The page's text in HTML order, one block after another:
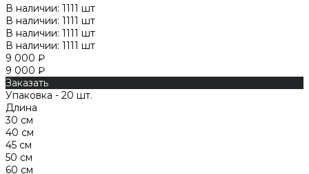
В наличии: 1111 шт
В наличии: 1111 шт
В наличии: 1111 шт
В наличии: 1111 шт
9 000 ₽
9 000 ₽
Заказать
Упаковка - 20 шт.
Длина
30 см
40 см
45 см
50 см
60 см